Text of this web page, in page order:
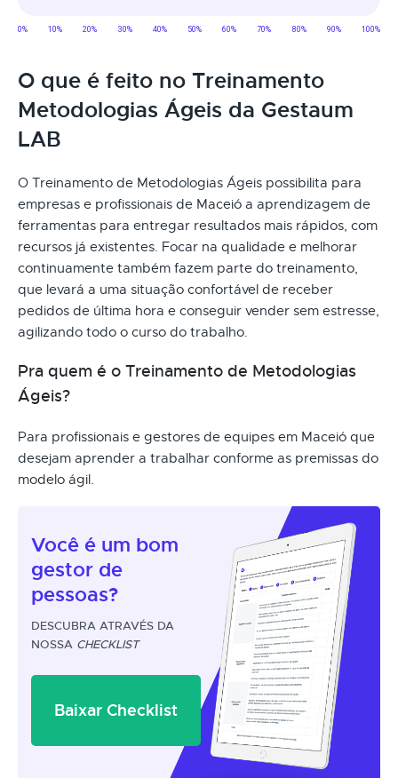
O que é feito no Treinamento
Metodologias Ágeis da Gestaum
LAB
O Treinamento de Metodologias Ágeis possibilita para
empresas e profissionais de Maceió a aprendizagem de
ferramentas para entregar resultados mais rápidos, com
recursos já existentes. Focar na qualidade e melhorar
continuamente também fazem parte do treinamento,
que levará a uma situação confortável de receber
pedidos de última hora e conseguir vender sem estresse,
agilizando todo o curso do trabalho.
Pra quem é o Treinamento de Metodologias
Ágeis?
Para profissionais e gestores de equipes em Maceió que
desejam aprender a trabalhar conforme as premissas do
modelo ágil.
Você é um bom
gestor de
pessoas?
DESCUBRA ATRAVÉS DA
NOSSA CHECKLIST
Baixar Checklist